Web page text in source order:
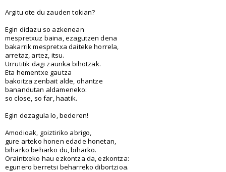
Argitu ote du zauden tokian?
Egin didazu so azkenean
mespretxuz baina, ezagutzen dena
bakarrik mespretxa daiteke horrela,
arretaz, artez, itsu.
Urrutitik dagi zaunka bihotzak.
Eta hementxe gautza
bakoitza zenbait alde, ohantze
banandutan aldameneko:
so close, so far, haatik.
Egin dezagula lo, bederen!
Amodioak, goiztiriko abrigo,
gure arteko honen edade honetan,
biharko beharko du, biharko.
Oraintxeko hau ezkontza da, ezkontza:
egunero berretsi beharreko dibortzioa.